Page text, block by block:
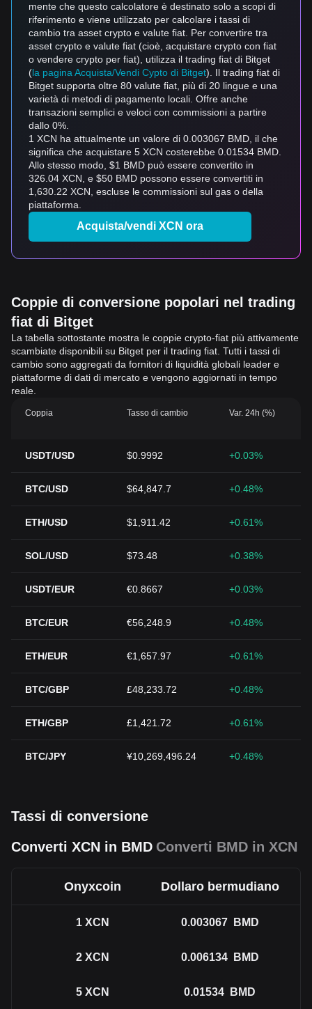
mente che questo calcolatore è destinato solo a scopi di
riferimento e viene utilizzato per calcolare i tassi di
cambio tra asset crypto e valute fiat. Per convertire tra
asset crypto e valute fiat (cioè, acquistare crypto con fiat
o vendere crypto per fiat), utilizza il trading fiat di Bitget
(la pagina Acquista/Vendi Cypto di Bitget). Il trading fiat di
Bitget supporta oltre 80 valute fiat, più di 20 lingue e una
varietà di metodi di pagamento locali. Offre anche
transazioni semplici e veloci con commissioni a partire
dallo 0%.
1 XCN ha attualmente un valore di 0.003067 BMD, il che
significa che acquistare 5 XCN costerebbe 0.01534 BMD.
Allo stesso modo, $1 BMD può essere convertito in
326.04 XCN, e $50 BMD possono essere convertiti in
1,630.22 XCN, escluse le commissioni sul gas o della
piattaforma.
Acquista/vendi XCN ora
Coppie di conversione popolari nel trading
fiat di Bitget
La tabella sottostante mostra le coppie crypto-fiat più attivamente
scambiate disponibili su Bitget per il trading fiat. Tutti i tassi di
cambio sono aggregati da fornitori di liquidità globali leader e
piattaforme di dati di mercato e vengono aggiornati in tempo
reale.
Coppia Tasso di cambio Var. 24h (%)
USDT/USD $0.9992 +0.03%
BTC/USD $64,847.7 +0.48%
ETH/USD $1,911.42 +0.61%
SOL/USD $73.48 +0.38%
USDT/EUR €0.8667 +0.03%
BTC/EUR €56,248.9 +0.48%
ETH/EUR €1,657.97 +0.61%
BTC/GBP £48,233.72 +0.48%
ETH/GBP £1,421.72 +0.61%
BTC/JPY ¥10,269,496.24 +0.48%
Tassi di conversione
Converti XCN in BMD Converti BMD in XCN
Onyxcoin Dollaro bermudiano
1 XCN 0.003067 BMD
2 XCN 0.006134 BMD
5 XCN 0.01534 BMD